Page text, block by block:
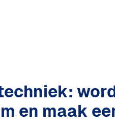
en maak